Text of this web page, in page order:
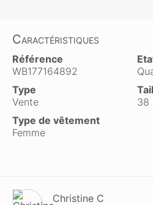
Caractéristiques
Référence
WB177164892
Type
Vente
38
Type de vêtement
Femme
Christine C